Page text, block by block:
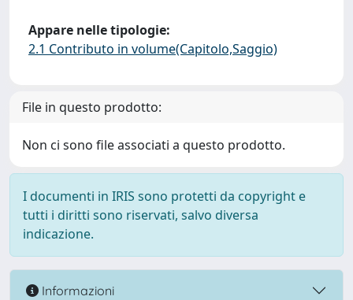
Appare nelle tipologie:
2.1 Contributo in volume(Capitolo,Saggio)
File in questo prodotto:
Non ci sono file associati a questo prodotto.
I documenti in IRIS sono protetti da copyright e
tutti i diritti sono riservati, salvo diversa
indicazione.
Informazioni